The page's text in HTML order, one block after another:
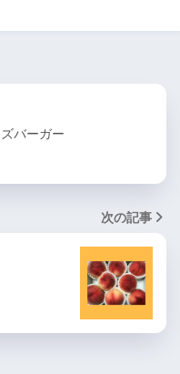
バーガー
次の記事